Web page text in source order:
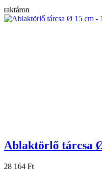
raktáron
Ablaktörlő tárcsa
28 164 Ft